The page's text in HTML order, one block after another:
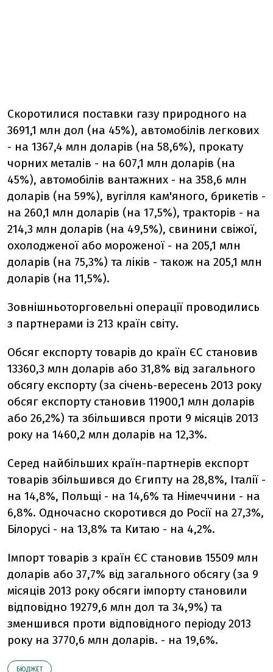
Скоротилися поставки газу природного на
3691,1 млн дол (на 45%), автомобілів легкових
- на 1367,4 млн доларів (на 58,6%), прокату
чорних металів - на 607,1 млн доларів (на
45%), автомобілів вантажних - на 358,6 млн
доларів (на 59%), вугілля кам'яного, брикетів -
на 260,1 млн доларів (на 17,5%), тракторів - на
214,3 млн доларів (на 49,5%), свинини свіжої,
охолодженої або мороженої - на 205,1 млн
доларів (на 75,3%) та ліків - також на 205,1 млн
доларів (на 11,5%).
Зовнішньоторговельні операції проводились
з партнерами із 213 країн світу.
Обсяг експорту товарів до країн ЄС становив
13360,3 млн доларів або 31,8% від загального
обсягу експорту (за січень-вересень 2013 року
обсяг експорту становив 11900,1 млн доларів
або 26,2%) та збільшився проти 9 місяців 2013
року на 1460,2 млн доларів на 12,3%.
Серед найбільших країн-партнерів експорт
товарів збільшився до Єгипту на 28,8%, Італії -
на 14,8%, Польщі - на 14,6% та Німеччини - на
6,8%. Одночасно скоротився до Росії на 27,3%,
Білорусі - на 13,8% та Китаю - на 4,2%.
Імпорт товарів з країн ЄС становив 15509 млн
доларів або 37,7% від загального обсягу (за 9
місяців 2013 року обсяги імпорту становили
відповідно 19279,6 млн дол та 34,9%) та
зменшився проти відповідного періоду 2013
року на 3770,6 млн доларів. - на 19,6%.
БЮДЖЕТ